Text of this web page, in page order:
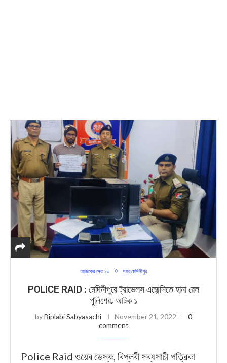
আজকের সেরা ১০ শহর মেদিনীপুর
POLICE RAID : মেদিনীপুরে ট্রাভেলস এজেন্সিতে হানা রেল
পুলিশের, আটক ১
byBiplabi Sabyasachi November 21, 2022
0
comment
Police Raid ওয়েব ডেস্ক, বিপ্লবী সব্যসাচী পত্রিকা